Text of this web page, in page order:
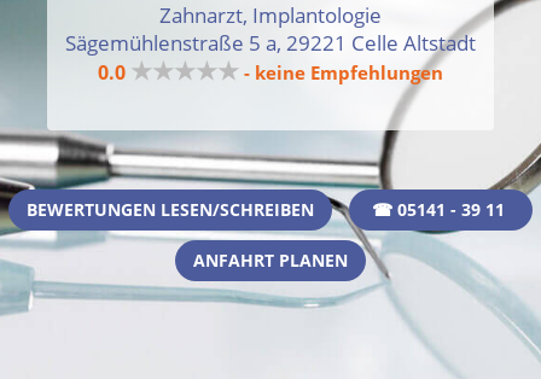
Zahnarzt, Implantologie
Sägemühlenstraße 5 a, 29221 Celle Altstadt
0.0 ★★★★★ - keine Empfehlungen
BEWERTUNGEN LESEN/SCHREIBEN ☎ 05141 - 39 11
ANFAHRT PLANEN